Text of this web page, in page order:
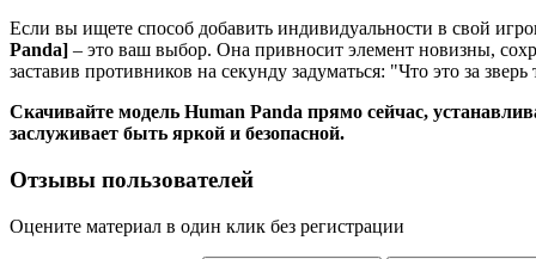
Если вы ищете способ добавить индивидуальности в свой
Panda] – это ваш выбор. Она привносит элемент новизны,
заставив противников на секунду задуматься: "Что это за зверь
Скачивайте модель Human Panda прямо сейчас,
заслуживает быть яркой и безопасной.
Отзывы пользователей
Оцените материал в один клик без регистрации